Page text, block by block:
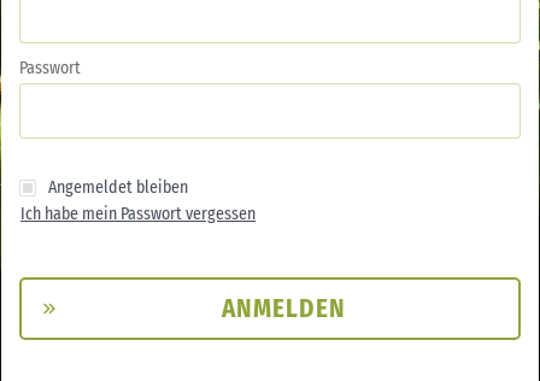
Passwort
Angemeldet bleiben
Ich habe mein Passwort vergessen
ANMELDEN